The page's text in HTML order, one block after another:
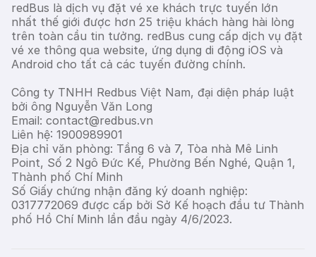
redBus là dịch vụ đặt vé xe khách trực tuyến lớn
nhất thế giới được hơn 25 triệu khách hàng hài lòng
trên toàn cầu tin tưởng. redBus cung cấp dịch vụ đặt
vé xe thông qua website, ứng dụng di động iOS và
Android cho tất cả các tuyến đường chính.
Công ty TNHH Redbus Việt Nam, đại diện pháp luật
bởi ông Nguyễn Văn Long
Email: contact@redbus.vn
Liên hệ: 1900989901
Địa chỉ văn phòng: Tầng 6 và 7, Tòa nhà Mê Linh
Point, Số 2 Ngô Đức Kế, Phường Bến Nghé, Quận 1,
Thành phố Chí Minh
Số Giấy chứng nhận đăng ký doanh nghiệp:
0317772069 được cấp bởi Sở Kế hoạch đầu tư Thành
phố Hồ Chí Minh lần đầu ngày 4/6/2023.